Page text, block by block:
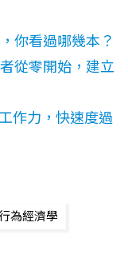
你看過哪幾本？
從零開始，建立
作力，快速度過
為經濟學